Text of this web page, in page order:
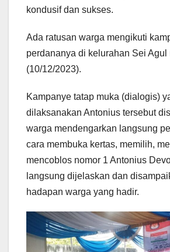
kondusif dan sukses.
Ada ratusan warga mengikuti
perdananya di kelurahan Sei Agul
(10/12/2023).
Kampanye tatap muka (dialogis)
dilaksanakan Antonius tersebut
warga mendengarkan langsung
cara membuka kertas, memilih,
mencoblos nomor 1 Antonius
langsung dijelaskan dan
hadapan warga yang hadir.